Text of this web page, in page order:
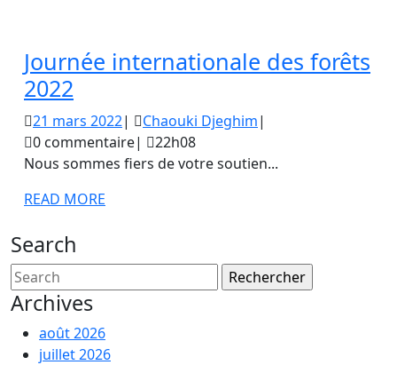
Journée internationale des forêts
2022
internationale
des
forêts
2022
21 mars 202221
mars
2022
| Chaouki DjeghimChaouki
|
0 commentaire|
22h08
Nous sommes fiers de votre soutien...
READ MORE
Search
Search
for:
Archives
août 2026
juillet 2026